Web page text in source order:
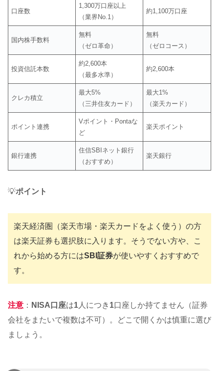
口座数
1,300万口座以上
（業界No.1）
約1,100万口座
国内株手数料
無料
（ゼロ革命）
無料
（ゼロコース）
投資信託本数
約2,600本
（最多水準）
約2,600本
クレカ積立
最大5%
（三井住友カード）
最大1%
（楽天カード）
ポイント連携
Vポイント・Pontaな
ど
楽天ポイント
銀行連携
住信SBIネット銀行
（おすすめ）
楽天銀行
💡ポイント
楽天経済圏（楽天市場・楽天カードをよく使う）の方
は楽天証券も選択肢に入ります。そうでない方や、こ
れから始める方にはSBI証券が使いやすくおすすめで
す。
注意 ： NISA口座は1 人につき 1口座しか持てません（証券
会社をまたいで複数は不可）。どこで開くかは慎重に選び
ましょう。